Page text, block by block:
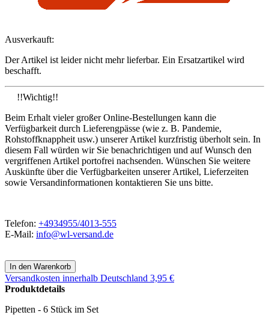
Ausverkauft:
Der Artikel ist leider nicht mehr lieferbar. Ein Ersatzartikel wird
beschafft.
!!Wichtig!!
Beim Erhalt vieler großer Online-Bestellungen kann die
Verfügbarkeit durch Lieferengpässe (wie z. B. Pandemie,
Rohstoffknappheit usw.) unserer Artikel kurzfristig überholt sein. In
diesem Fall würden wir Sie benachrichtigen und auf Wunsch den
vergriffenen Artikel portofrei nachsenden. Wünschen Sie weitere
Auskünfte über die Verfügbarkeiten unserer Artikel, Lieferzeiten
sowie Versandinformationen kontaktieren Sie uns bitte.
Telefon: +4934955/4013-555
E-Mail: info@wl-versand.de
Versandkosten innerhalb Deutschland 3,95 €
Produktdetails
Pipetten - 6 Stück im Set